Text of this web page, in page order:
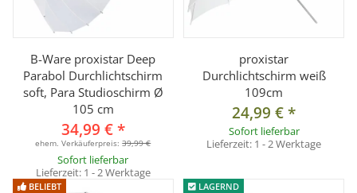
B-Ware proxistar Deep
Parabol Durchlichtschirm
soft, Para Studioschirm Ø
105 cm
34,99 €*
ehem. Verkäuferpreis:39,99 €
Sofort lieferbar
Lieferzeit: 1 - 2 Werktage
proxistar
Durchlichtschirm weiß
109cm
24,99 €*
Sofort lieferbar
Lieferzeit: 1 - 2 Werktage
BELIEBT LAGERND